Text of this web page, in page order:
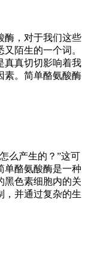
酶，对于我们这些
陌生的一个词。
真真切切影响着我
素。简单酪氨酸酶
么产生的？”这可
单酪氨酸酶是一种
黑色素细胞内的关
，并通过复杂的生